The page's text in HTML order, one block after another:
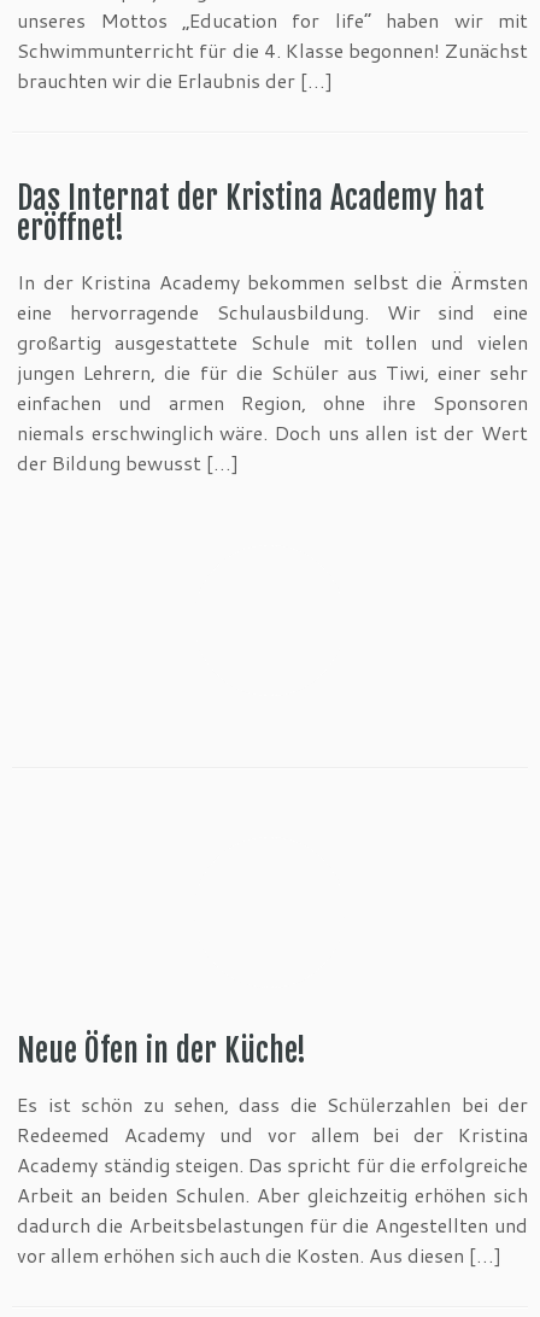
unseres Mottos „Education for life“ haben wir mit
Schwimmunterricht für die 4. Klasse begonnen! Zunächst
brauchten wir die Erlaubnis der […]
Das Internat der Kristina Academy hat
eröffnet!
In der Kristina Academy bekommen selbst die Ärmsten
eine hervorragende Schulausbildung. Wir sind eine
großartig ausgestattete Schule mit tollen und vielen
jungen Lehrern, die für die Schüler aus Tiwi, einer sehr
einfachen und armen Region, ohne ihre Sponsoren
niemals erschwinglich wäre. Doch uns allen ist der Wert
der Bildung bewusst […]
Neue Öfen in der Küche!
Es ist schön zu sehen, dass die Schülerzahlen bei der
Redeemed Academy und vor allem bei der Kristina
Academy ständig steigen. Das spricht für die erfolgreiche
Arbeit an beiden Schulen. Aber gleichzeitig erhöhen sich
dadurch die Arbeitsbelastungen für die Angestellten und
vor allem erhöhen sich auch die Kosten. Aus diesen […]